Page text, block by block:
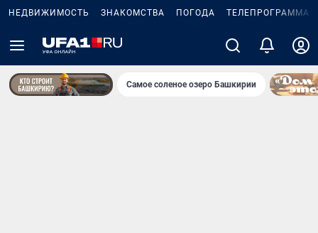
НЕДВИЖИМОСТЬ ЗНАКОМСТВА ПОГОДА ТЕЛЕПРОГРАММА
Самое соленое озеро Башкирии